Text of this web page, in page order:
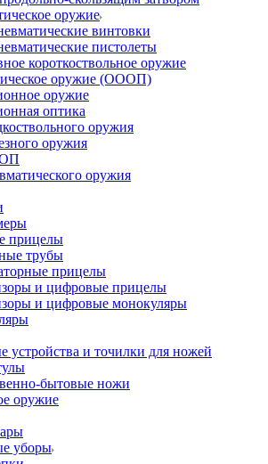
оружие
винтовки
пистолеты
короткоствольное оружие
оружие (ОООП)
оружие
оптика
оружия
оружия
оружия
прицелы
трубы
прицелы
и цифровые прицелы
и цифровые монокуляры
устройства и точилки для ножей
бытовые ножи
оружие
уборы